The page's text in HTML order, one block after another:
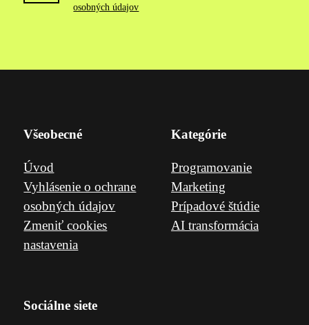
osobných údajov
Všeobecné
Úvod
Vyhlásenie o ochrane
osobných údajov
Zmeniť cookies
nastavenia
Kategórie
Programovanie
Marketing
Prípadové štúdie
AI transformácia
Sociálne siete